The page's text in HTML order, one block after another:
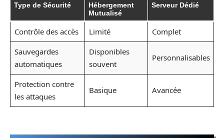
Type de Sécurité
Hébergement
Mutualisé
Serveur Dédié
Contrôle des accès Limité
Complet
Sauvegardes
automatiques
Disponibles
souvent
Personnalisables
Protection contre
les attaques
Basique Avancée